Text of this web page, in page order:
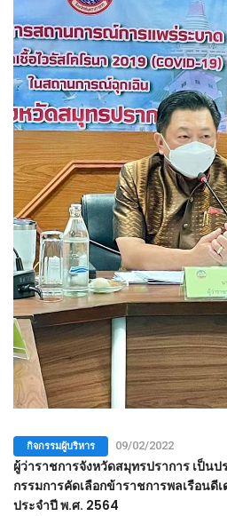
กิจกรรมผู้บริหาร 09/02/2022
ผู้ว่าราชการจังหวัดสมุทรปราการ เป็น
กรรมการคัดเลือกข้าราชการพลเรือนดี
ประจำปี พ.ศ. 2564